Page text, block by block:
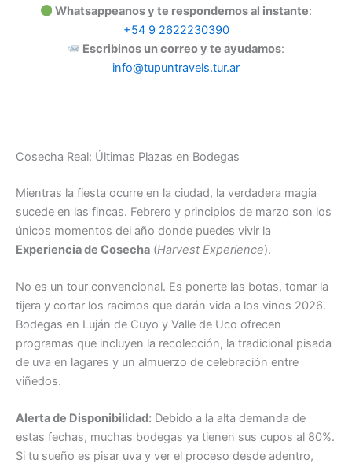
Whatsappeanos y te respondemos al instante:
+54 9 2622230390
Escribinos un correo y te ayudamos:
info@tupuntravels.tur.ar
Cosecha Real: Últimas Plazas en Bodegas
Mientras la fiesta ocurre en la ciudad, la verdadera magia
sucede en las fincas. Febrero y principios de marzo son los
únicos momentos del año donde puedes vivir la
Experiencia de Cosecha (Harvest Experience).
No es un tour convencional. Es ponerte las botas, tomar la
tijera y cortar los racimos que darán vida a los vinos 2026.
Bodegas en Luján de Cuyo y Valle de Uco ofrecen
programas que incluyen la recolección, la tradicional pisada
de uva en lagares y un almuerzo de celebración entre
viñedos.
Alerta de Disponibilidad: Debido a la alta demanda de
estas fechas, muchas bodegas ya tienen sus cupos al 80%.
Si tu sueño es pisar uva y ver el proceso desde adentro,